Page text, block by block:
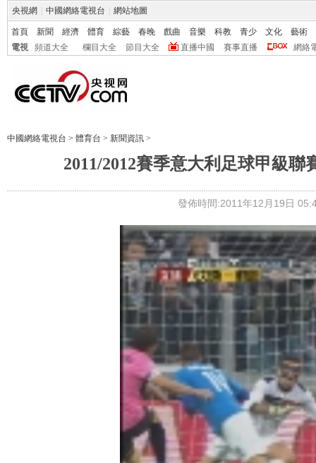
央視網 中國網絡電視台 網站地圖
首頁 新聞 經濟 體育 綜藝 春晚 戲曲 音樂 科教 青少 文化
藝術
電視
頻道大全 欄目大全 節目大全 直播中國 賽事直播 網絡
中國網絡電視台 > 體育台 > 新聞資訊 >
2011/2012賽季意大利足球甲級聯
發佈時間:2011年12月19日